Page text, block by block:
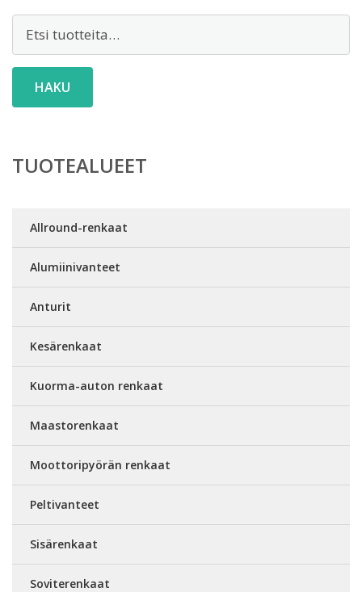
Etsi:
HAKU
TUOTEALUEET
Allround-renkaat
Alumiinivanteet
Anturit
Kesärenkaat
Kuorma-auton renkaat
Maastorenkaat
Moottoripyörän renkaat
Peltivanteet
Sisärenkaat
Soviterenkaat